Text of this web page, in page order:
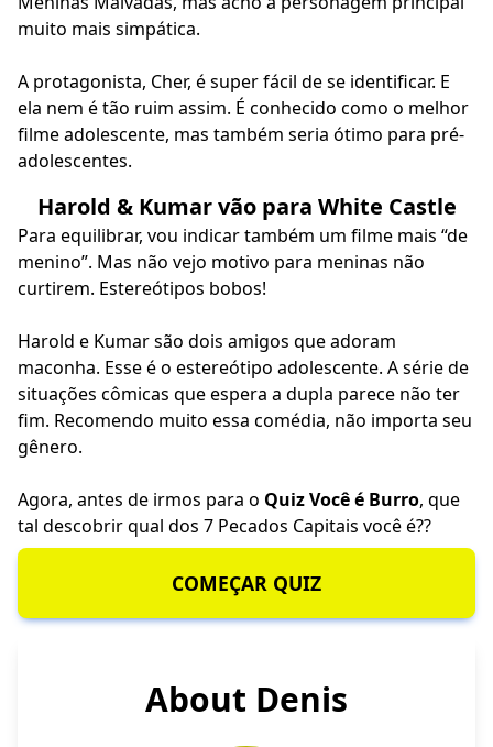
muito mais simpática.
A protagonista, Cher, é super fácil de se identificar. E
ela nem é tão ruim assim. É conhecido como o melhor
filme adolescente, mas também seria ótimo para pré-
adolescentes.
Harold & Kumar vão para White Castle
Para equilibrar, vou indicar também um filme mais “de
menino”. Mas não vejo motivo para meninas não
curtirem. Estereótipos bobos!
Harold e Kumar são dois amigos que adoram
maconha. Esse é o estereótipo adolescente. A série de
situações cômicas que espera a dupla parece não ter
fim. Recomendo muito essa comédia, não importa seu
gênero.
Agora, antes de irmos para o Quiz Você é Burro, que
tal descobrirqual dos 7 Pecados Capitais você é??
COMEÇAR QUIZ
About Denis